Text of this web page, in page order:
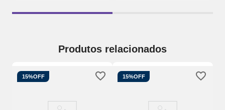
Produtos relacionados
15%OFF 15%OFF